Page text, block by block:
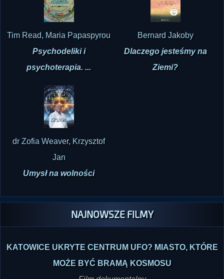
Tim Read, Maria Papaspyrou
Psychodeliki i
psychoterapia. ...
Bernard Jakoby
Dlaczego jesteśmy na
Ziemi?
dr Zofia Weaver, Krzysztof
Jan
Umysł na wolności
NAJNOWSZE FILMY
KATOWICE UKRYTE CENTRUM UFO? MIASTO, KTÓRE
MOŻE BYĆ BRAMĄ KOSMOSU
Film dokumentalny